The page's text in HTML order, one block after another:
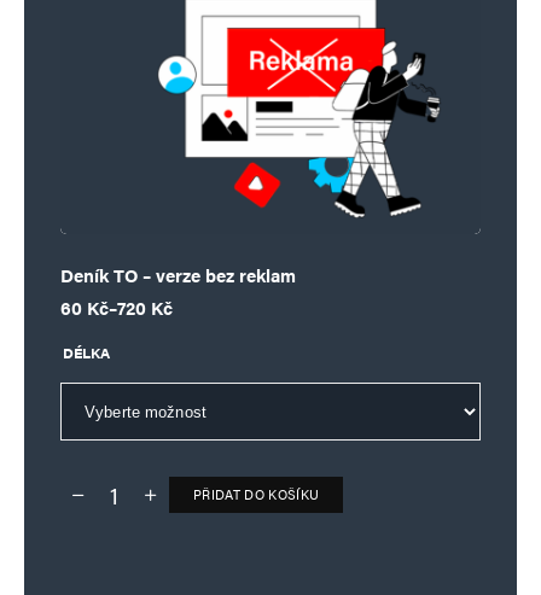
Deník TO – verze bez reklam
60 Kč–720 Kč
Rozpětí cen: 60 Kč až 720 Kč
DÉLKA
Deník TO – verze bez reklam množství
PŘIDAT DO KOŠÍKU